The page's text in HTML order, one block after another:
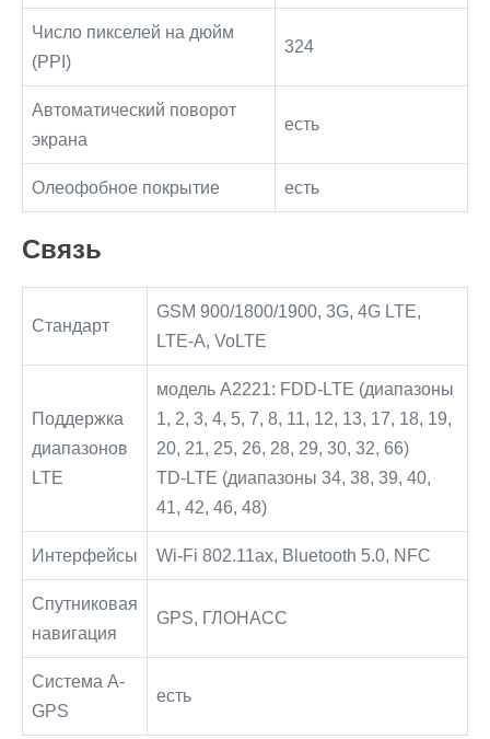
Число пикселей на дюйм
(PPI)
324
Автоматический поворот
экрана
есть
Олеофобное покрытие есть
Связь
Стандарт
GSM 900/1800/1900, 3G, 4G LTE,
LTE-A, VoLTE
Поддержка
диапазонов
LTE
модель A2221: FDD‑LTE (диапазоны
1, 2, 3, 4, 5, 7, 8, 11, 12, 13, 17, 18, 19,
20, 21, 25, 26, 28, 29, 30, 32, 66)
TD‑LTE (диапазоны 34, 38, 39, 40,
41, 42, 46, 48)
Интерфейсы Wi-Fi 802.11ax, Bluetooth 5.0, NFC
Спутниковая
навигация
GPS, ГЛОНАСС
Cистема A-
GPS
есть